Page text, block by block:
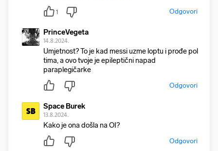
1 Odgovori
PrinceVegeta
14.8.2024.
Umjetnost? To je kad messi uzme loptu i prođe pol
tima, a ovo tvoje je epileptični napad
paraplegičarke
Odgovori
SB Space Burek
13.8.2024.
Kako je ona došla na OI?
Odgovori